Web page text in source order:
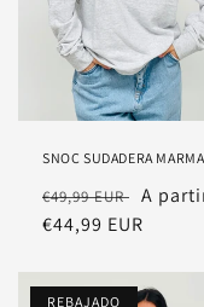
SNOC SUDADERA
Precio
habitual
€49,99 EUR Precio
A
€44,99 EUR
REBAJADO